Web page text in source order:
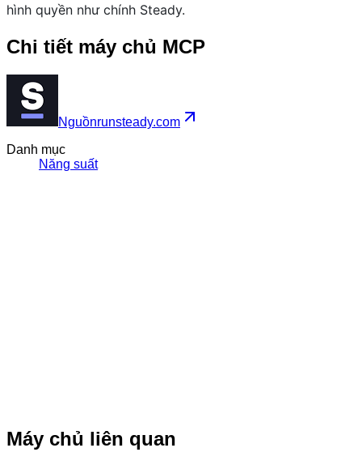
hình quyền như chính Steady.
Chi tiết máy chủ MCP
Nguồnrunsteady.com
Danh mục
Năng suất
Máy chủ liên quan